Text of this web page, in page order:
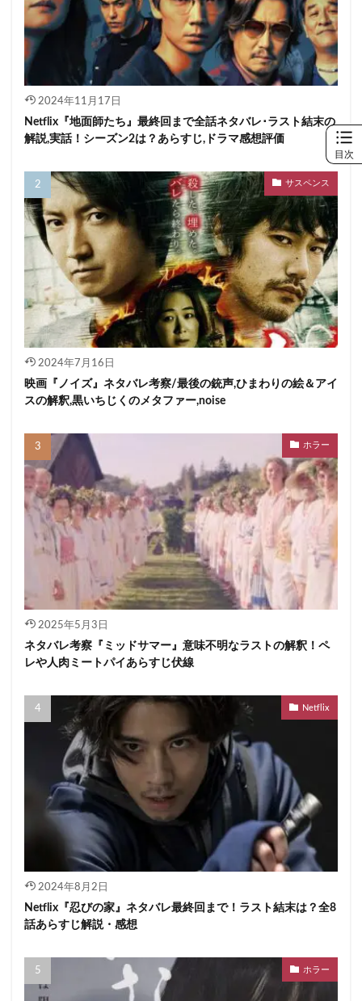
2024年11月17日
Netflix『地面師たち』最終回まで全話ネタバレ･ラスト結末の
解説,実話！シーズン2は？あらすじ,ドラマ感想評価
サスペンス
2024年7月16日
映画『ノイズ』ネタバレ考察/最後の銃声,ひまわりの絵＆アイ
スの解釈,黒いちじくのメタファー,noise
ホラー
2025年5月3日
ネタバレ考察『ミッドサマー』意味不明なラストの解釈！ペ
レや人肉ミートパイあらすじ伏線
Netflix
2024年8月2日
Netflix『忍びの家』ネタバレ最終回まで！ラスト結末は？全8
話あらすじ解説・感想
ホラー
目次